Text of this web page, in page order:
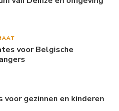
voor Belgische
voor gezinnen en kinderen